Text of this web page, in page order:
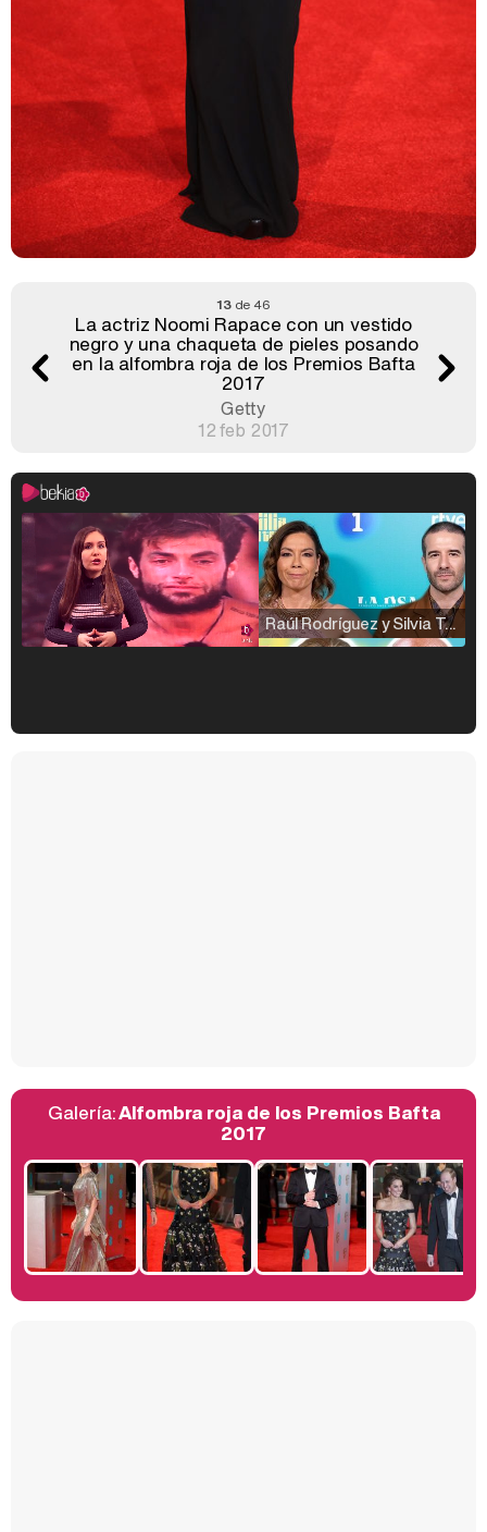
13de 46
La actriz Noomi Rapace con un vestido
negro y una chaqueta de pieles posando
en la alfombra roja de los Premios Bafta
2017
Getty
12 feb 2017
Raúl Rodríguez y Silvia Taulés nos cuentan su papel en 'La familia de la tele'
Galería:Alfombra roja de los Premios Bafta
2017